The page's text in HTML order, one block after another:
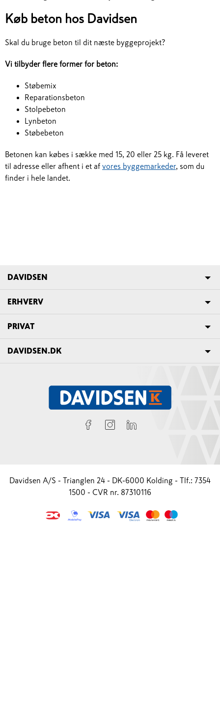
Køb beton hos Davidsen
Skal du bruge beton til dit næste byggeprojekt?
Vi tilbyder flere former for beton:
Støbemix
Reparationsbeton
Stolpebeton
Lynbeton
Støbebeton
Betonen kan købes i sække med 15, 20 eller 25 kg. Få leveret
til adresse eller afhent i et af vores byggemarkeder, som du
finder i hele landet.
DAVIDSEN
ERHVERV
PRIVAT
DAVIDSEN.DK
Davidsen A/S - Trianglen 24 - DK-6000 Kolding - Tlf.: 7354
1500 - CVR nr. 87310116